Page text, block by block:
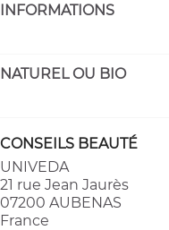
INFORMATIONS
NATUREL OU BIO
CONSEILS BEAUTÉ
UNIVEDA
21 rue Jean Jaurès
07200 AUBENAS
France